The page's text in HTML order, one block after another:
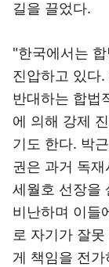
길을 끌었다.
"한국에서는
진압하고 있다
반대하는 합법
에 의해 강제
기도 한다. 박
권은 과거 독
세월호 선장을
비난하며 이들
로 자기가 잘
게 책임을 전